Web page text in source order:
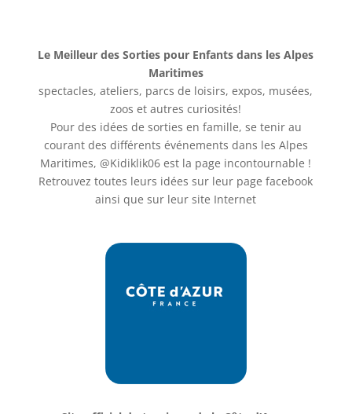
Le Meilleur des Sorties pour Enfants dans les Alpes
Maritimes
spectacles, ateliers, parcs de loisirs, expos, musées,
zoos et autres curiosités!
Pour des idées de sorties en famille, se tenir au
courant des différents événements dans les Alpes
Maritimes, @Kidiklik06 est la page incontournable !
Retrouvez toutes leurs idées sur leur page facebook
ainsi que sur leur site Internet